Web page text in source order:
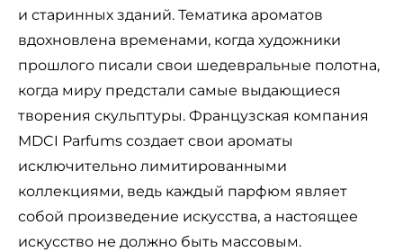
и старинных зданий. Тематика ароматов
вдохновлена временами, когда художники
прошлого писали свои шедевральные полотна,
когда миру предстали самые выдающиеся
творения скульптуры. Французская компания
MDCI Parfums создает свои ароматы
исключительно лимитированными
коллекциями, ведь каждый парфюм являет
собой произведение искусства, а настоящее
искусство не должно быть массовым.